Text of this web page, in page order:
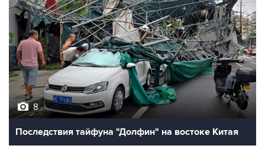
8
Последствия тайфуна "Долфин" на востоке Китая